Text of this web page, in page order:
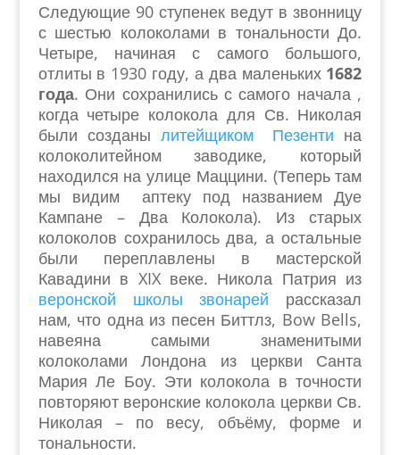
Следующие 90 ступенек ведут в звонницу
с шестью колоколами в тональности До.
Четыре, начиная с самого большого,
отлиты в 1930 году, а два маленьких 1682
года. Они сохранились с самого начала ,
когда четыре колокола для Св. Николая
были созданы литейщиком Пезенти на
колоколитейном заводике, который
находился на улице Маццини. (Теперь там
мы видим аптеку под названием Дуе
Кампане – Два Колокола). Из старых
колоколов сохранилось два, а остальные
были переплавлены в мастерской
Кавадини в XIX веке. Никола Патрия из
веронской школы звонарей рассказал
нам, что одна из песен Биттлз, Bow Bells,
навеяна самыми знаменитыми
колоколами Лондона из церкви Санта
Мария Ле Боу. Эти колокола в точности
повторяют веронские колокола церкви Св.
Николая – по весу, объёму, форме и
тональности.